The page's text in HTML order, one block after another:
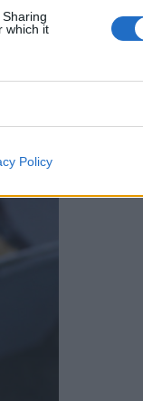
which it
Policy